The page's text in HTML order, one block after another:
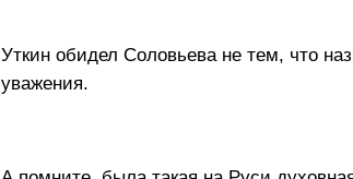
Уткин обидел Соловьева не тем, что
уважения.